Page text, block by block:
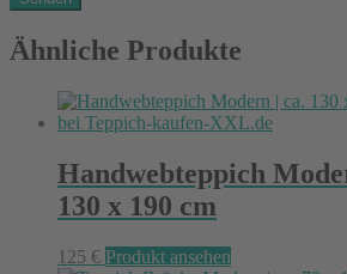
Ähnliche Produkte
Handwebteppich
130 x 190 cm
125 € Produkt ansehen